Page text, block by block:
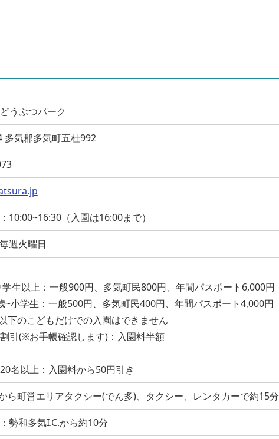
うぶつパーク
多気郡多気町五桂992
10:00~16:30（入園は16:00まで）
週火曜日
生以上：一般900円、多気町民800円、年間パスポート6,000円
小学生：一般500円、多気町民400円、年間パスポート4,000円
下のこどもだけでの入園はできません
引(※お手帳確認します)：入園料半額
名以上：入園料から50円引き
ら町営エリアタクシー(でん多)、タクシー、レンタカーで約15分
勢和多気I.C.から約10分